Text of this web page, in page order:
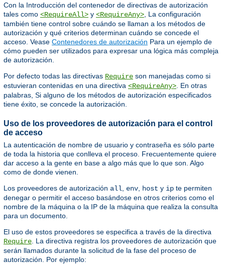
Con la Introducción del contenedor de directivas de autorización
tales como <RequireAll> y <RequireAny> , La configuración
también tiene control sobre cuándo se llaman a los métodos de
autorización y qué criterios determinan cuándo se concede el
acceso. Vease Contenedores de autorización Para un ejemplo de
cómo pueden ser utilizados para expresar una lógica más compleja
de autorización.
Por defecto todas las directivas Require son manejadas como si
estuvieran contenidas en una directiva <RequireAny> . En otras
palabras, Si alguno de los métodos de autorización especificados
tiene éxito, se concede la autorización.
Uso de los proveedores de autorización para el control
de acceso
La autenticación de nombre de usuario y contraseña es sólo parte
de toda la historia que conlleva el proceso. Frecuentemente quiere
dar acceso a la gente en base a algo más que lo que son. Algo
como de donde vienen.
Los proveedores de autorización all env host y ip te permiten
denegar o permitir el acceso basándose en otros criterios como el
nombre de la máquina o la IP de la máquina que realiza la consulta
para un documento.
El uso de estos proveedores se especifica a través de la directiva
Require . La directiva registra los proveedores de autorización que
serán llamados durante la solicitud de la fase del proceso de
autorización. Por ejemplo: